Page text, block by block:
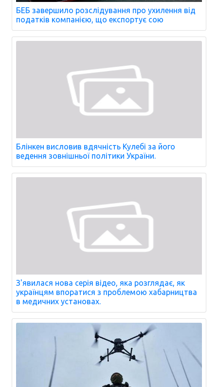
БЕБ завершило розслідування про ухилення від
податків компанією, що експортує сою
Блінкен висловив вдячність Кулебі за його
ведення зовнішньої політики України.
З'явилася нова серія відео, яка розглядає, як
українцям впоратися з проблемою хабарництва
в медичних установах.